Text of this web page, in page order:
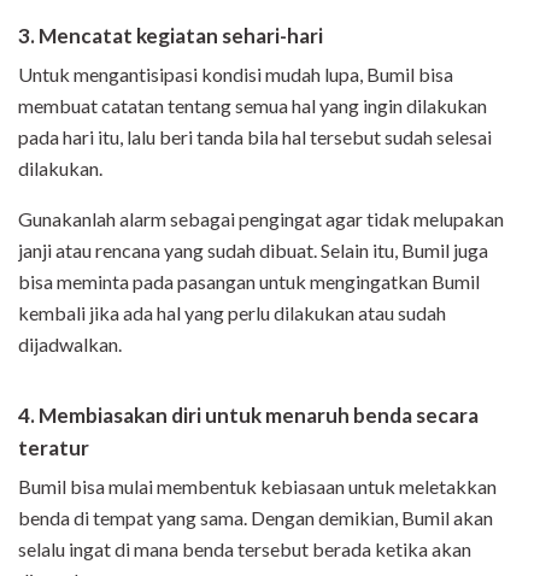
3. Mencatat kegiatan sehari-hari
Untuk mengantisipasi kondisi mudah lupa, Bumil bisa
membuat catatan tentang semua hal yang ingin dilakukan
pada hari itu, lalu beri tanda bila hal tersebut sudah selesai
dilakukan.
Gunakanlah alarm sebagai pengingat agar tidak melupakan
janji atau rencana yang sudah dibuat.Selain itu, Bumil juga
bisa meminta pada pasangan untuk mengingatkan Bumil
kembali jika ada hal yang perlu dilakukan atau sudah
dijadwalkan.
4. Membiasakan diri untuk menaruh benda secara
teratur
Bumil bisa mulai membentuk kebiasaan untuk meletakkan
benda di tempat yang sama. Dengan demikian, Bumil akan
selalu ingat di mana benda tersebut berada ketika akan